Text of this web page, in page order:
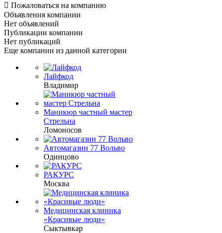
 Пожаловаться на компанию
Объявления компании
Нет объявлений
Публикации компании
Нет публикаций
Еще компании из данной категории
Лайфкод
Владимир
Маникюр частный мастер
Стрельна
Ломоносов
Автомагазин 77 Вольво
Одинцово
РАКУРС
Москва
Медицинская клиника
«Красивые люди»
Сыктывкар